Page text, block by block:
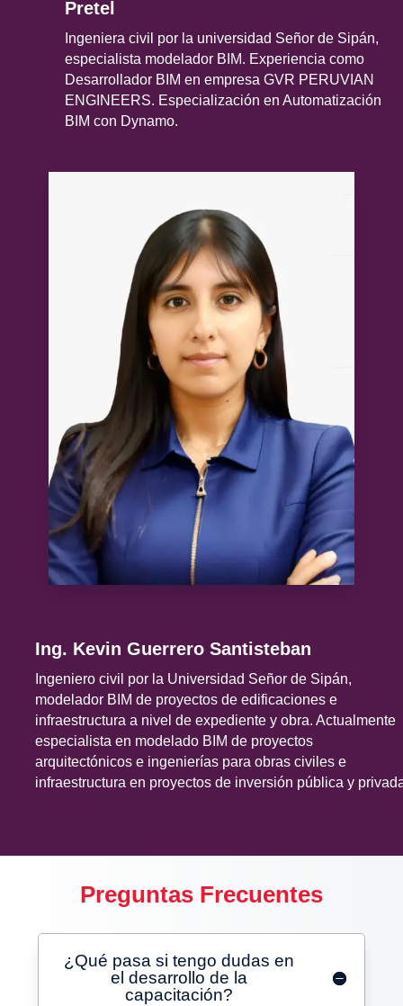
DISEÑO DE DIQUES Y/O DEFENSAS
RIBEREÑAS
TEMA 3: INTRODUCCIÓN A INFRAWORKS
Pretel
Ingeniera civil por la universidad Señor de Sipán,
especialista modelador BIM. Experiencia como
Desarrollador BIM en empresa GVR PERUVIAN
ENGINEERS. Especialización en Automatización
BIM con Dynamo.
Ing. Kevin Guerrero Santisteban
Ingeniero civil por la Universidad Señor de Sipán,
modelador BIM de proyectos de edificaciones e
infraestructura a nivel de expediente y obra. Actualmente
especialista en modelado BIM de proyectos
arquitectónicos e ingenierías para obras civiles e
infraestructura en proyectos de inversión pública y
Preguntas Frecuentes
¿Qué pasa si tengo dudas en
el desarrollo de la
capacitación?